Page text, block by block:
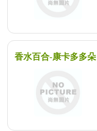
香水百合-康卡多多朵